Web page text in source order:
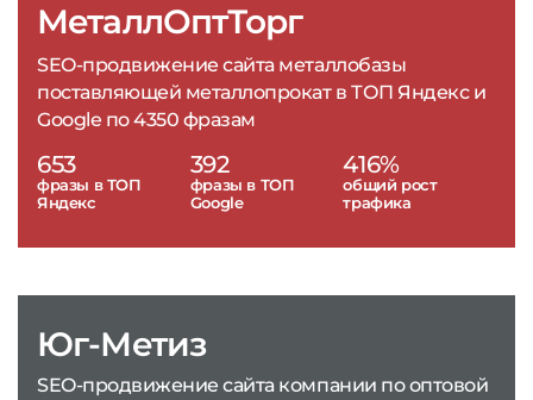
МеталлОптТорг
SEO-продвижение сайта металлобазы
поставляющей металлопрокат в ТОП Яндекс и
Google по 4350 фразам
653
фразы в ТОП
Яндекс
392
фразы в ТОП
Google
416%
общий рост
трафика
Юг-Метиз
SEO-продвижение сайта компании по оптовой